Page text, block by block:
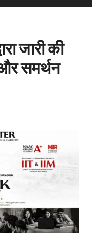
जारी की
समर्थन